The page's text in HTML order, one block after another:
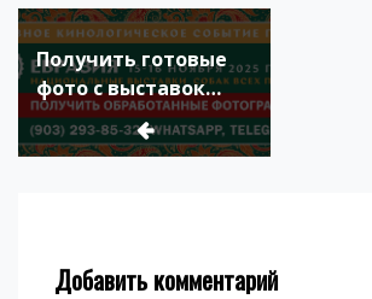
Навигация
по
записям
Получить готовые
фото с выставок
собак «Евразия» 15-
16.11.25
Добавить комментарий